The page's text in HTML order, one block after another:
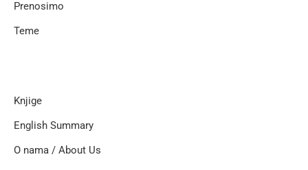
Prenosimo
Teme
Knjige
English Summary
O nama / About Us